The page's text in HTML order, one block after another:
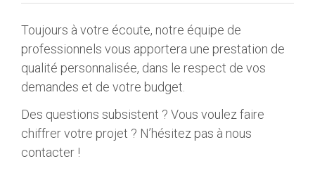
Toujours à votre écoute, notre équipe de
professionnels vous apportera une prestation de
qualité personnalisée, dans le respect de vos
demandes et de votre budget.
Des questions subsistent ? Vous voulez faire
chiffrer votre projet ? N’hésitez pas à nous
contacter !